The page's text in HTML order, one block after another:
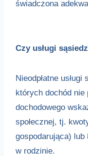
świadczona
Czy usługi
Nieodpłatne
których dochód
dochodowego
społecznej, tj.
gospodarująca) lub
w rodzinie.